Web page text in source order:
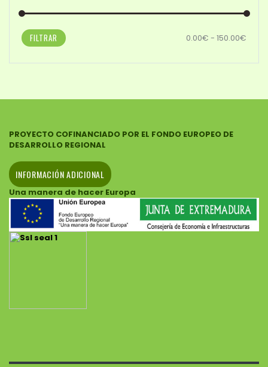
FILTRAR 0.00€ - 150.00€
PROYECTO COFINANCIADO POR EL FONDO EUROPEO DE
DESARROLLO REGIONAL
INFORMACIÓN ADICIONAL
Una manera de hacer Europa